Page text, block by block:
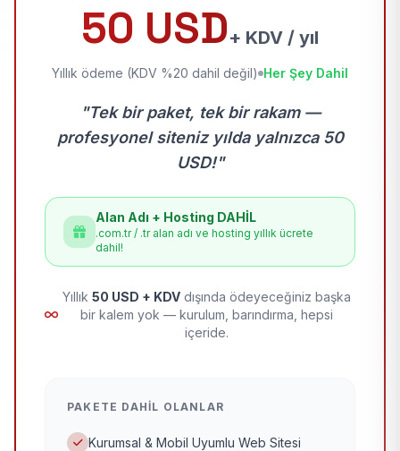
50 USD+ KDV / yıl
Yıllık ödeme (KDV %20 dahil değil) Her Şey Dahil
"Tek bir paket, tek bir rakam —
profesyonel siteniz yılda yalnızca 50
USD!"
Alan Adı + Hosting DAHİL
.com.tr / .tr alan adı ve hosting yıllık ücrete
dahil!
Yıllık 50 USD + KDV dışında ödeyeceğiniz başka
bir kalem yok — kurulum, barındırma, hepsi
içeride.
PAKETE DAHIL OLANLAR
Kurumsal & Mobil Uyumlu Web Sitesi